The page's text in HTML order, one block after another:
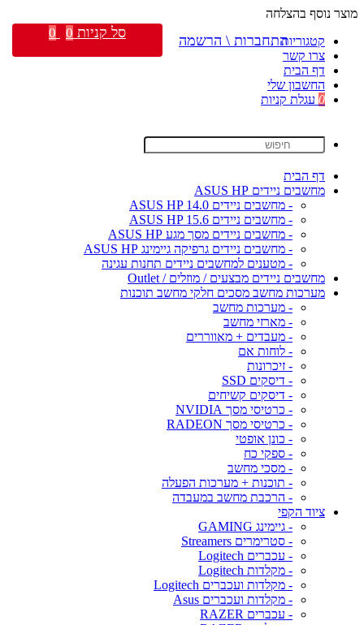
מוצר נוסף בהצלחה
קטגוריות
צרו קשר
דף הבית
החשבון שלי
0 עגלת קניות
דף הבית
מחשבים ניידים ASUS HP
- מחשבים ניידים ASUS HP 14.0
- מחשבים ניידים ASUS HP 15.6
- מחשבים ניידים מסך מגע ASUS HP
- מחשבים ניידים גרפיקה גיימינג ASUS HP
- מטענים למחשבים ניידים תחנות עגינה
מחשבים ניידים מבצעים / מוזלים / Outlet
מערכות מחשב מסכים חלקי מחשב תוכנות
- מערכות מחשב
- מארזי מחשב
- מעבדים + מאווררים
- לוחות אם
- זיכרונות
- דיסקים SSD
- דיסקים קשיחים
- כרטיסי מסך NVIDIA
- כרטיסי מסך RADEON
- כונן אופטי
- ספקי כח
- מסכי מחשב
- תוכנות + מערכות הפעלה
- הרכבת מחשב במעבדה
ציוד הקפי
- גיימינג GAMING
- סטרימרים Streamers
- עכברים Logitech
- מקלדות Logitech
- מקלדות ועכברים Logitech
- מקלדות ועכברים Asus
- עכברים RAZER
התחברות \ הרשמה סל קניות 0
0